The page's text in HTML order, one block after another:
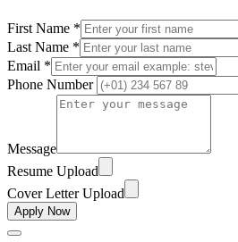
First Name *
Last Name *
Email *
Phone Number
Message
Resume Upload
Cover Letter Upload
Apply Now